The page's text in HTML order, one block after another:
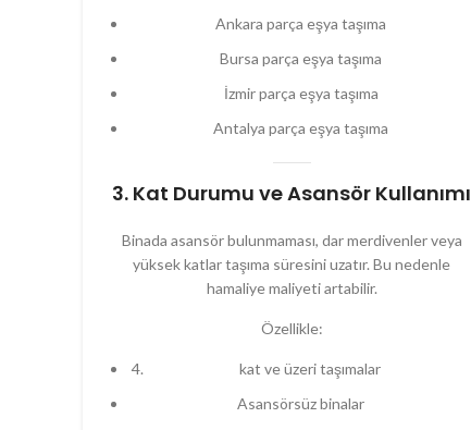
Ankara parça eşya taşıma
Bursa parça eşya taşıma
İzmir parça eşya taşıma
Antalya parça eşya taşıma
3. Kat Durumu ve Asansör Kullanımı
Binada asansör bulunmaması, dar merdivenler veya
yüksek katlar taşıma süresini uzatır. Bu nedenle
hamaliye maliyeti artabilir.
Özellikle:
kat ve üzeri taşımalar
Asansörsüz binalar